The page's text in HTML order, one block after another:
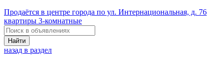
Продаётся в центре города по ул. Интернациональная, д. 76
квартиры 3-комнатные
Найти
назад в раздел